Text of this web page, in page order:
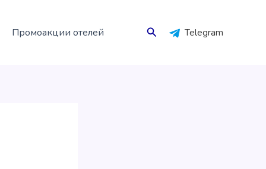
Промоакции отелей Поиск Telegram